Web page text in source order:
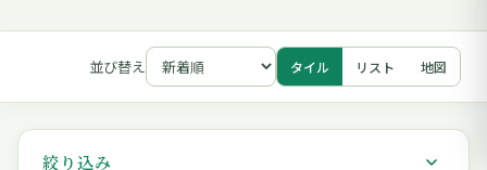
並び替え タイル リスト 地図
絞り込み